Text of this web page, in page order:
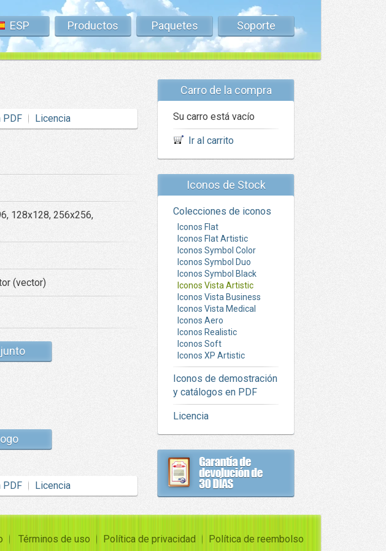
ESP Productos Paquetes Soporte
PDF Licencia
128x128, 256x256,
(vector)
PDF Licencia
Carro de la compra
Su carro está vacío
Ir al carrito
Iconos de Stock
Colecciones de iconos
Iconos Flat
Iconos Flat Artistic
Iconos Symbol Color
Iconos Symbol Duo
Iconos Symbol Black
Iconos Vista Artistic
Iconos Vista Business
Iconos Vista Medical
Iconos Aero
Iconos Realistic
Iconos Soft
Iconos XP Artistic
Iconos de demostración
y catálogos en PDF
Licencia
Términos de uso Política de privacidad Política de reembolso